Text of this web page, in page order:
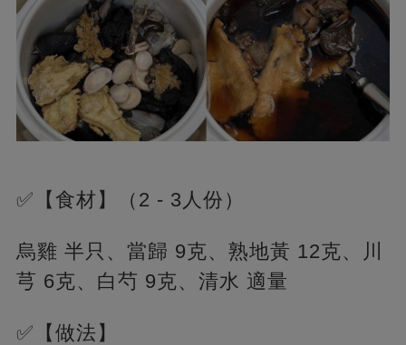
✅【食材】（2 - 3人份）
烏雞 半只、當歸 9克、熟地黃 12克、川
芎 6克、白芍 9克、清水 適量
✅【做法】